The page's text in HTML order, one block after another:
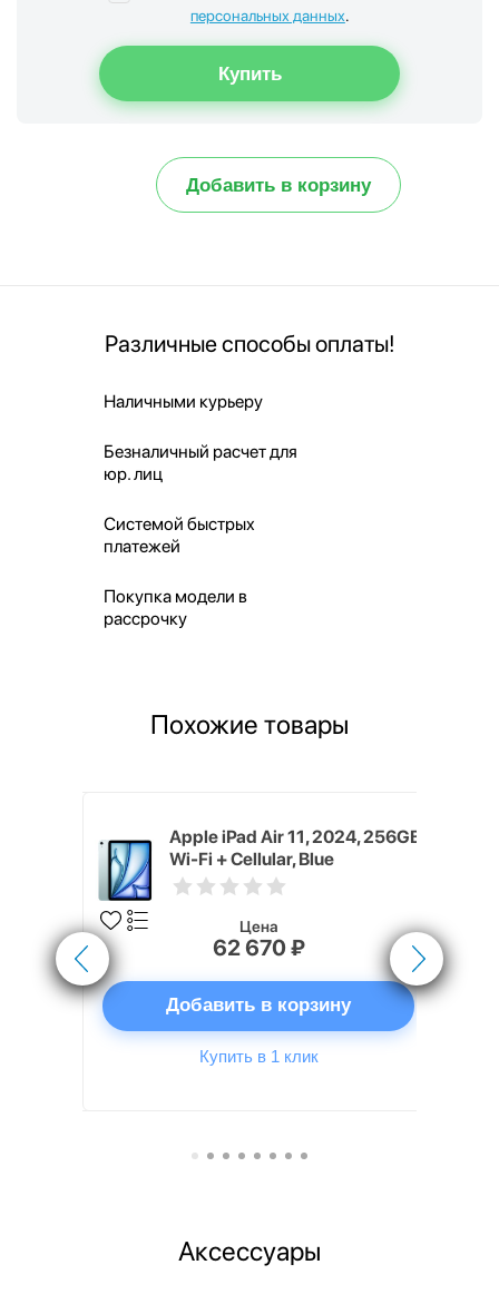
персональных данных.
Добавить в корзину
Различные способы оплаты!
Наличными курьеру
Безналичный расчет для
юр. лиц
Системой быстрых
платежей
Покупка модели в
рассрочку
Похожие товары
Apple iPad Air 11, 2024, 256GB,
Wi-Fi + Cellular, Blue
Цена
62 670 ₽
Добавить в корзину
Купить в 1 клик
Аксессуары